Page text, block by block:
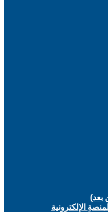
بعد)
الإلكترونية